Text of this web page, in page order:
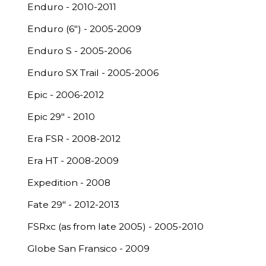
Enduro - 2010-2011
Enduro (6") - 2005-2009
Enduro S - 2005-2006
Enduro SX Trail - 2005-2006
Epic - 2006-2012
Epic 29" - 2010
Era FSR - 2008-2012
Era HT - 2008-2009
Expedition - 2008
Fate 29" - 2012-2013
FSRxc (as from late 2005) - 2005-2010
Globe San Fransico - 2009